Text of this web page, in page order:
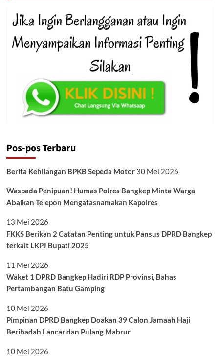
Pos-pos Terbaru
Berita Kehilangan BPKB Sepeda Motor 30 Mei 2026
Waspada Penipuan! Humas Polres Bangkep Minta Warga
Abaikan Telepon Mengatasnamakan Kapolres
13 Mei 2026
FKKS Berikan 2 Catatan Penting untuk Pansus DPRD Bangkep
terkait LKPJ Bupati 2025
11 Mei 2026
Waket 1 DPRD Bangkep Hadiri RDP Provinsi, Bahas
Pertambangan Batu Gamping
10 Mei 2026
Pimpinan DPRD Bangkep Doakan 39 Calon Jamaah Haji
Beribadah Lancar dan Pulang Mabrur
10 Mei 2026